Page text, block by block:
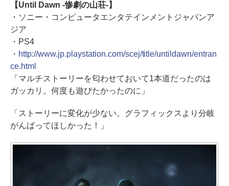
【Until Dawn -惨劇の山荘-】
・ソニー・コンピュータエンタテインメントジャパンア
ジア
・PS4
・ http://www.jp.playstation.com/scej/title/untildawn/entran
ce.html
「マルチストーリーを匂わせておいて1本道だったのは
ガッカリ。何度も遊びたかったのに」
「ストーリーに変化が少ない。グラフィックスより分岐
がんばってほしかった！」